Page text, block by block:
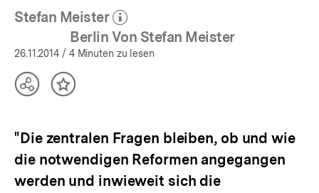
Stefan Meister
(Mehr zum Autor)
öffnen
Berlin Von Stefan Meister
26.11.2014 / 4 Minuten zu lesen
TeilenInhalt
"Die zentralen Fragen bleiben, ob und wie
die notwendigen Reformen angegangen
werden und inwieweit sich die